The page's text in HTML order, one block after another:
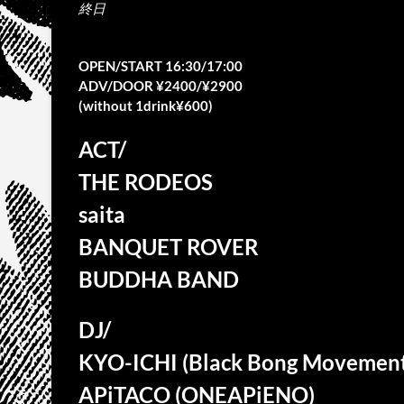
終日
OPEN/START 16:30/17:00
ADV/DOOR ¥2400/¥2900
(without 1drink¥600)
ACT/
THE RODEOS
saita
BANQUET ROVER
BUDDHA BAND
DJ/
KYO-ICHI (Black Bong
APiTACO (ONEAPiENO)